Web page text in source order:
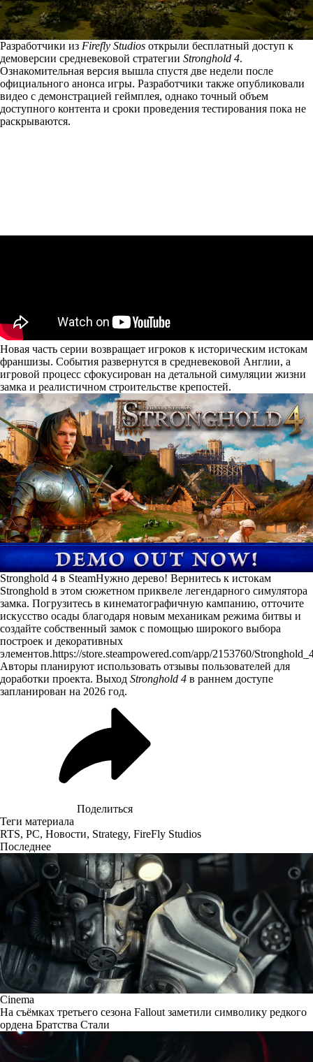
Разработчики из Firefly Studios открыли бесплатный доступ к
демоверсии средневековой стратегии Stronghold 4.
Ознакомительная версия вышла спустя две недели после
официального анонса игры. Разработчики также опубликовали
видео с демонстрацией геймплея, однако точный объем
доступного контента и сроки проведения тестирования пока не
раскрываются.
Новая часть серии возвращает игроков к историческим истокам
франшизы. События развернутся в средневековой Англии, а
игровой процесс сфокусирован на детальной симуляции жизни
замка и реалистичном строительстве крепостей.
Stronghold 4 в SteamНужно дерево! Вернитесь к истокам
Stronghold в этом сюжетном приквеле легендарного симулятора
замка. Погрузитесь в кинематографичную кампанию, отточите
искусство осады благодаря новым механикам режима битвы и
создайте собственный замок с помощью широкого выбора
построек и декоративных
элементов.https://store.steampowered.com/app/2153760/
Авторы планируют использовать отзывы пользователей для
доработки проекта. Выход Stronghold 4 в раннем доступе
запланирован на 2026 год.
Поделиться
Теги материала
RTS, PC, Новости, Strategy, FireFly Studios
Последнее
Cinema
На съёмках третьего сезона Fallout заметили символику редкого
ордена Братства Стали